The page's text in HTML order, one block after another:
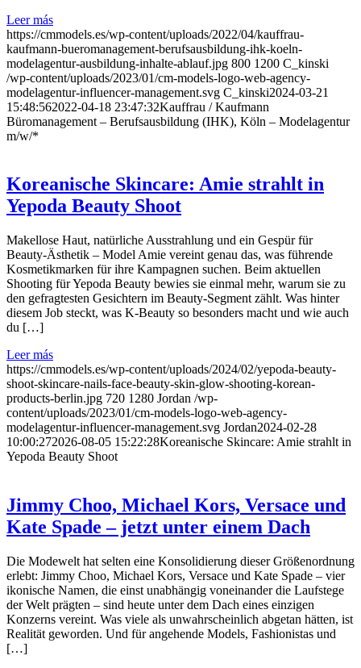
Leer más
https://cmmodels.es/wp-content/uploads/2022/04/kauffrau-
kaufmann-bueromanagement-berufsausbildung-ihk-koeln-
modelagentur-ausbildung-inhalte-ablauf.jpg 800 1200 C_kinski
/wp-content/uploads/2023/01/cm-models-logo-web-agency-
modelagentur-influencer-management.svg C_kinski2024-03-21
15:48:562022-04-18 23:47:32Kauffrau / Kaufmann
Büromanagement – Berufsausbildung (IHK), Köln – Modelagentur
m/w/*
Koreanische Skincare: Amie strahlt in
Yepoda Beauty Shoot
Makellose Haut, natürliche Ausstrahlung und ein Gespür für
Beauty-Ästhetik – Model Amie vereint genau das, was führende
Kosmetikmarken für ihre Kampagnen suchen. Beim aktuellen
Shooting für Yepoda Beauty bewies sie einmal mehr, warum sie zu
den gefragtesten Gesichtern im Beauty-Segment zählt. Was hinter
diesem Job steckt, was K-Beauty so besonders macht und wie auch
du […]
Leer más
https://cmmodels.es/wp-content/uploads/2024/02/yepoda-beauty-
shoot-skincare-nails-face-beauty-skin-glow-shooting-korean-
products-berlin.jpg 720 1280 Jordan /wp-
content/uploads/2023/01/cm-models-logo-web-agency-
modelagentur-influencer-management.svg Jordan2024-02-28
10:00:272026-08-05 15:22:28Koreanische Skincare: Amie strahlt in
Yepoda Beauty Shoot
Jimmy Choo, Michael Kors, Versace und
Kate Spade – jetzt unter einem Dach
Die Modewelt hat selten eine Konsolidierung dieser Größenordnung
erlebt: Jimmy Choo, Michael Kors, Versace und Kate Spade – vier
ikonische Namen, die einst unabhängig voneinander die Laufstege
der Welt prägten – sind heute unter dem Dach eines einzigen
Konzerns vereint. Was viele als unwahrscheinlich abgetan hätten, ist
Realität geworden. Und für angehende Models, Fashionistas und
[…]